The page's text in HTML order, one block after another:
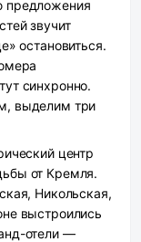
предложения
звучит
остановиться.
синхронно.
выделим три
центр
от Кремля.
Никольская,
выстроились
отели —